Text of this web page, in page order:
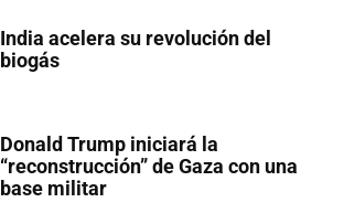
India acelera su revolución del
biogás
Donald Trump iniciará la
“reconstrucción” de Gaza con una
base militar